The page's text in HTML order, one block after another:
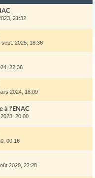
21:32
sept. 2025, 18:36
22:36
2024, 18:09
à l'ENAC
20:00
00:16
2020, 22:28